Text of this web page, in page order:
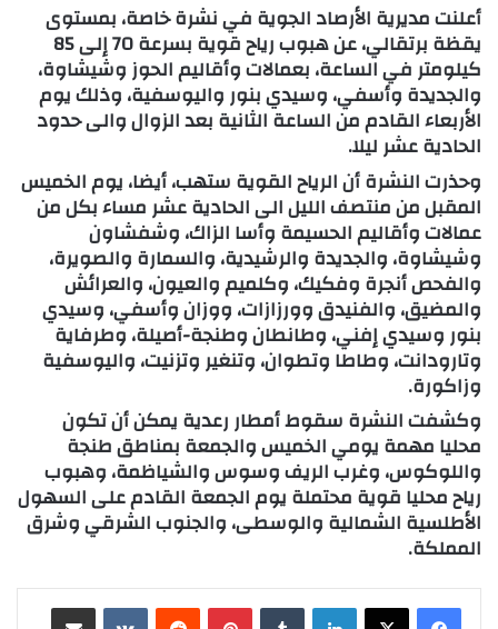
أعلنت مديرية الأرصاد الجوية في نشرة خاصة، بمستوى
يقظة برتقالي، عن هبوب رياح قوية بسرعة 70 إلى 85
كيلومتر في الساعة، بعمالات وأقاليم الحوز وشيشاوة،
والجديدة وأسفي، وسيدي بنور واليوسفية، وذلك يوم
الأربعاء القادم من الساعة الثانية بعد الزوال والى حدود
الحادية عشر ليلا.
وحذرت النشرة أن الرياح القوية ستهب، أيضا، يوم الخميس
المقبل من منتصف الليل الى الحادية عشر مساء بكل من
عمالات وأقاليم الحسيمة وأسا الزاك، وشفشاون
وشيشاوة، والجديدة والرشيدية، والسمارة والصويرة،
والفحص أنجرة وفكيك، وكلميم والعيون، والعرائش
والمضيق، والفنيدق وورزازات، ووزان وأسفي، وسيدي
بنور وسيدي إفني، وطانطان وطنجة-أصيلة، وطرفاية
وتارودانت، وطاطا وتطوان، وتنغير وتزنيت، واليوسفية
وزاكورة.
وكشفت النشرة سقوط أمطار رعدية يمكن أن تكون
محليا مهمة يومي الخميس والجمعة بمناطق طنجة
واللوكوس، وغرب الريف وسوس والشياظمة، وهبوب
رياح محليا قوية محتملة يوم الجمعة القادم على السهول
الأطلسية الشمالية والوسطى، والجنوب الشرقي وشرق
المملكة.
لينكدإن بينتيريست